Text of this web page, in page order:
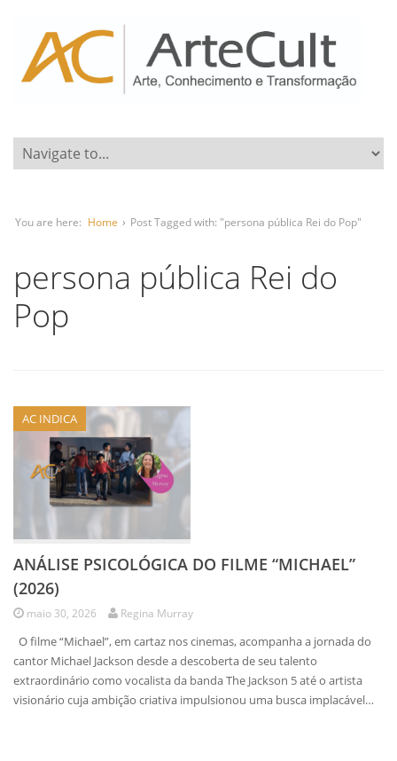
You are here: Home › Post Tagged with: "persona pública Rei do Pop"
persona pública Rei do
Pop
AC INDICA
ANÁLISE PSICOLÓGICA DO FILME “MICHAEL”
(2026)
maio 30, 2026 Regina Murray
O filme “Michael”, em cartaz nos cinemas, acompanha a jornada do
cantor Michael Jackson desde a descoberta de seu talento
extraordinário como vocalista da banda The Jackson 5 até o artista
visionário cuja ambição criativa impulsionou uma busca implacável…